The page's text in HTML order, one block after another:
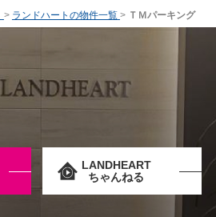
> ランドハートの物件一覧 > ＴＭパーキング
LANDHEART
ちゃんねる